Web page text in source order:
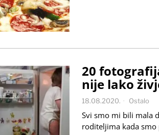
20
nije lako
18.08.2020. Ostalo
Svi smo mi bili mala
roditeljima kada